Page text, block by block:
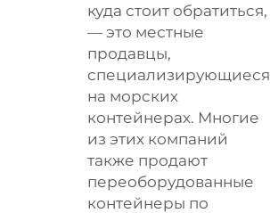
куда стоит обратиться,
— это местные
продавцы,
специализирующиеся
на морских
контейнерах. Многие
из этих компаний
также продают
переоборудованные
контейнеры по